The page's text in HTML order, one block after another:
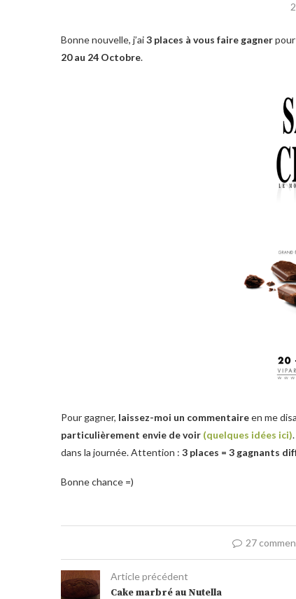
Bonne nouvelle, j’ai3 places à vous faire gagner
20 au 24 Octobre.
Pour gagner, laissez-moi un commentaireen me
particulièrement envie de voir (quelques idées ici)
dans la journée. Attention : 3 places = 3 gagnants
Bonne chance =)
27
Article précédent
Cake marbré au Nutella